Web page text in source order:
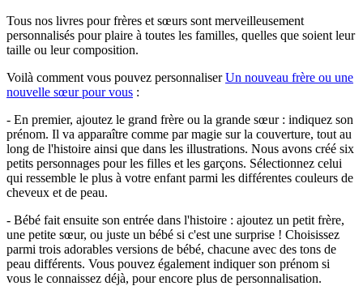
Tous nos livres pour frères et sœurs sont merveilleusement
personnalisés pour plaire à toutes les familles, quelles que soient leur
taille ou leur composition.
Voilà comment vous pouvez personnaliserUn nouveau frère ou une
nouvelle sœur pour vous :
- En premier, ajoutez le grand frère ou la grande sœur : indiquez son
prénom. Il va apparaître comme par magie sur la couverture, tout au
long de l'histoire ainsi que dans les illustrations. Nous avons créé six
petits personnages pour les filles et les garçons. Sélectionnez celui
qui ressemble le plus à votre enfant parmi les différentes couleurs de
cheveux et de peau.
- Bébé fait ensuite son entrée dans l'histoire : ajoutez un petit frère,
une petite sœur, ou juste un bébé si c'est une surprise ! Choisissez
parmi trois adorables versions de bébé, chacune avec des tons de
peau différents. Vous pouvez également indiquer son prénom si
vous le connaissez déjà, pour encore plus de personnalisation.